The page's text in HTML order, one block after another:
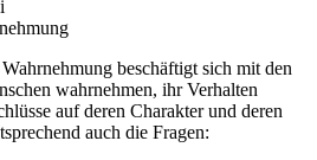
beschäftigt sich mit den
wahrnehmen, ihr Verhalten
auf deren Charakter und deren
auch die Fragen: